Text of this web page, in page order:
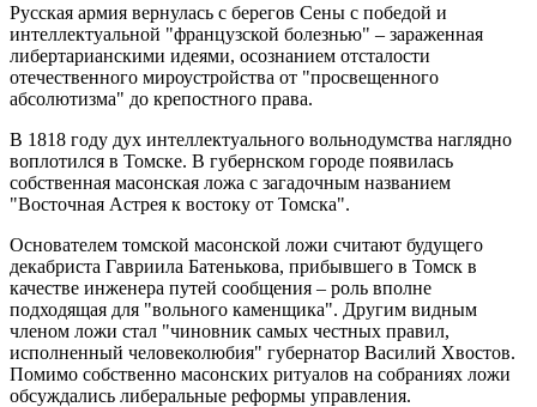
Русская армия вернулась с берегов Сены с победой и
интеллектуальной "французской болезнью" – зараженная
либертарианскими идеями, осознанием отсталости
отечественного мироустройства от "просвещенного
абсолютизма" до крепостного права.
В 1818 году дух интеллектуального вольнодумства наглядно
воплотился в Томске. В губернском городе появилась
собственная масонская ложа с загадочным названием
"Восточная Астрея к востоку от Томска".
Основателем томской масонской ложи считают будущего
декабриста Гавриила Батенькова, прибывшего в Томск в
качестве инженера путей сообщения – роль вполне
подходящая для "вольного каменщика". Другим видным
членом ложи стал "чиновник самых честных правил,
исполненный человеколюбия" губернатор Василий Хвостов.
Помимо собственно масонских ритуалов на собраниях ложи
обсуждались либеральные реформы управления.